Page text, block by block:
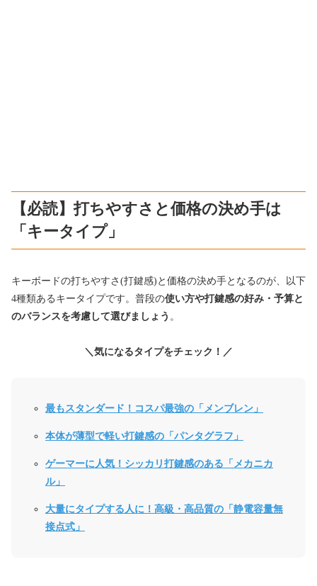
【必読】打ちやすさと価格の決め手は
「キータイプ」
キーボードの打ちやすさ(打鍵感)と価格の決め手となるのが、以下
4種類あるキータイプです。普段の使い方や打鍵感の好み・予算と
のバランスを考慮して選びましょう 。
＼気になるタイプをチェック！／
最もスタンダード！コスパ最強の「メンブレン」
本体が薄型で軽い打鍵感の「パンタグラフ」
ゲーマーに人気！シッカリ打鍵感のある「メカニカ
ル」
大量にタイプする人に！高級・高品質の「静電容量無
接点式」